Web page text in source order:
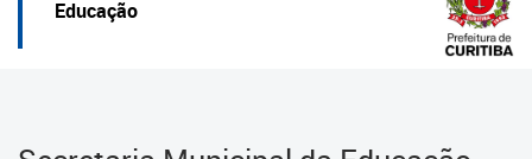
Profissionais da educação
Secretaria
Educação